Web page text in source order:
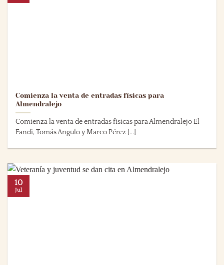
Comienza la venta de entradas físicas para
Almendralejo
Comienza la venta de entradas físicas para Almendralejo El
Fandi, Tomás Angulo y Marco Pérez [...]
10
Jul